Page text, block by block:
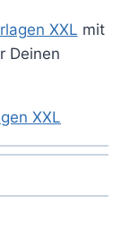
XXL mit
Deinen